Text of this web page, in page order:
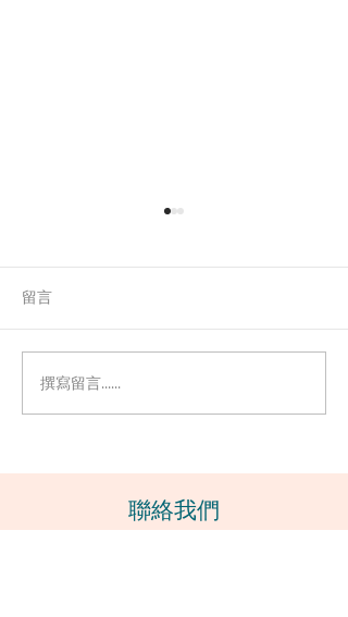
找心理輔導代表有精神問
題？
留言
撰寫留言......
​聯絡我們